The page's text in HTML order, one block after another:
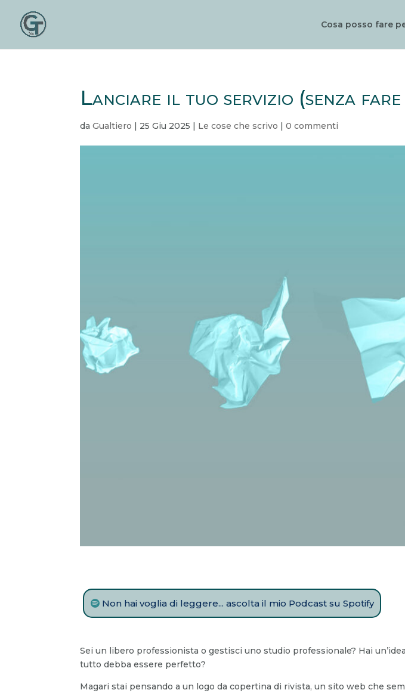
Cosa posso fare
Lanciare il tuo servizio (senza
daGualtiero | 25 Giu 2025 | Le cose che scrivo |0 commenti
Non hai voglia di leggere... ascolta il mio Podcast su Spotify
Sei un libero professionista o gestisci uno studio professionale? Hai
tutto debba essere perfetto?
Magari stai pensando a un logo da copertina di rivista, un sito web che